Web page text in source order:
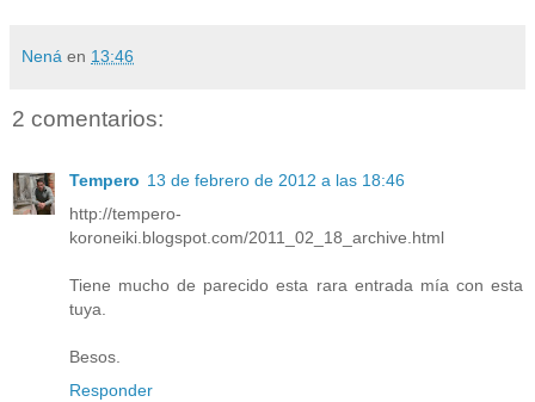
Nená en 13:46
2 comentarios:
Tempero 13 de febrero de 2012 a las 18:46
http://tempero-
koroneiki.blogspot.com/2011_02_18_archive.html
Tiene mucho de parecido esta rara entrada mía con esta
tuya.
Besos.
Responder